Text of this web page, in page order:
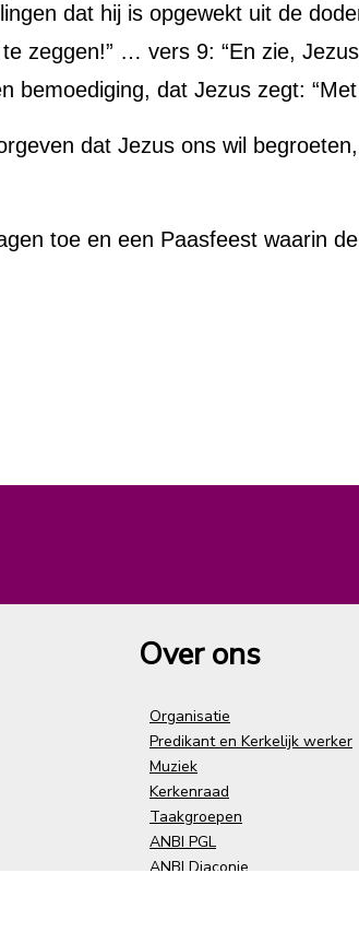
dat hij is opgewekt uit de
zeggen!” … vers 9: “En zie,
bemoediging, dat Jezus zegt:
dat Jezus ons wil
toe en een Paasfeest waarin
Over ons
Organisatie
Predikant en Kerkelijk werker
Muziek
Kerkenraad
Taakgroepen
ANBI PGL
ANBI Diaconie